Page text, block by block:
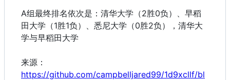
A组最终排名依次是：清华大学（2胜0负）、早稻
田大学（1胜1负）、悉尼大学（0胜2负），清华大
学与早稻田大学
来源：
https://github.com/campbelljared99/1d9xcllf/bl